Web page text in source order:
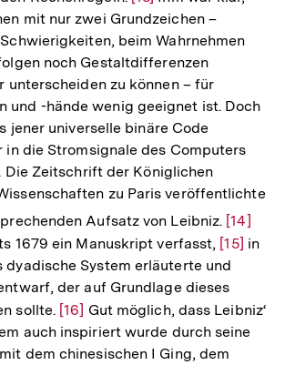
Auflösung
der
Fußnote
mit nur zwei Grundzeichen –
beim Wahrnehmen
noch Gestaltdifferenzen
unterscheiden zu können – für
und -hände wenig geeignet ist. Doch
jener universelle binäre Code
in die Stromsignale des Computers
Die Zeitschrift der Königlichen
zu Paris veröffentlichte
Aufsatz von Leibniz. Zur
der
Fußnote
[14]
1679 ein Manuskript verfasst, Zur
der
Fußnote
[15] in
dyadische System erläuterte und
der auf Grundlage dieses
sollte. Zur
Auflösung
der
[16] Gut möglich, dass Leibniz‘
auch inspiriert wurde durch seine
dem chinesischen I Ging, dem